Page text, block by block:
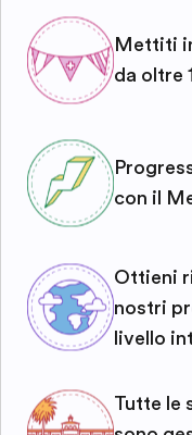
Mettiti
da oltre
con il
Ottieni
nostri
livello
Tutte le